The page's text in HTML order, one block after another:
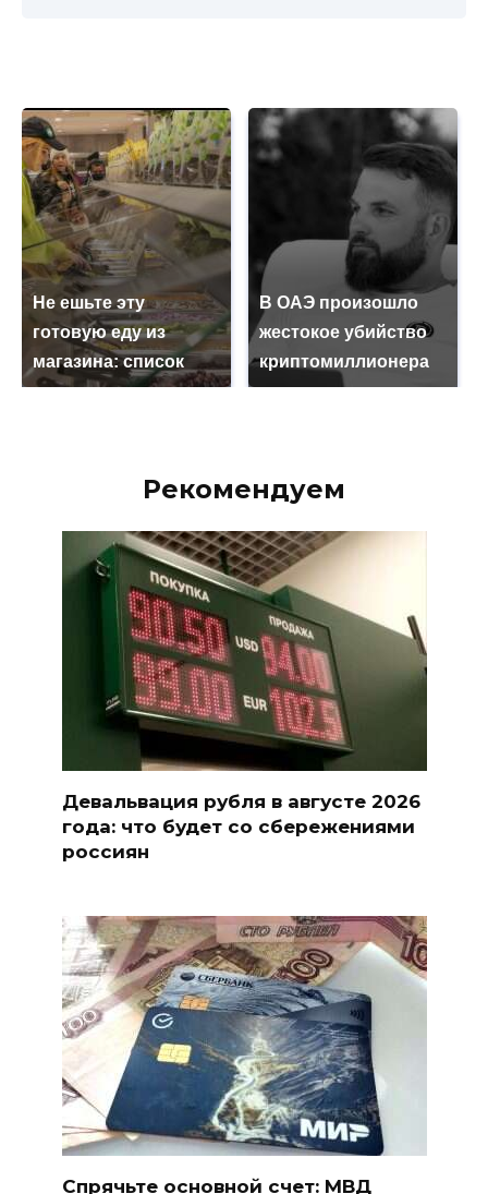
Не ешьте эту
готовую еду из
магазина: список
В ОАЭ произошло
жестокое убийство
криптомиллионера
Рекомендуем
Девальвация рубля в августе 2026
года: что будет со сбережениями
россиян
Спрячьте основной счет: МВД